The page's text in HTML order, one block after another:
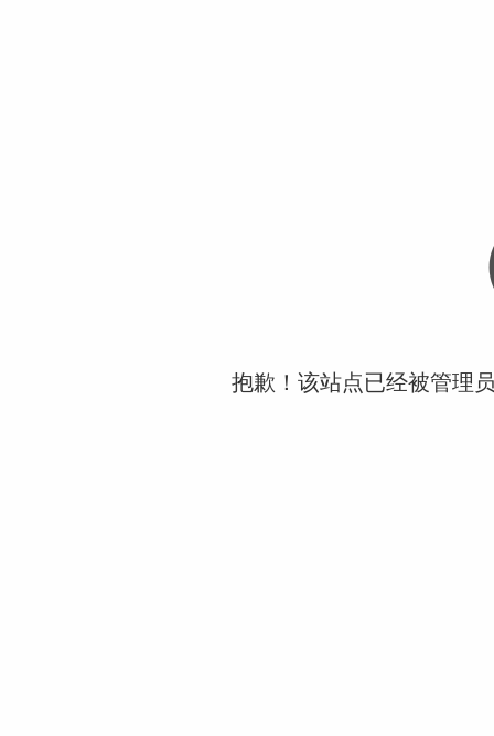
抱歉！该站点已经被管理